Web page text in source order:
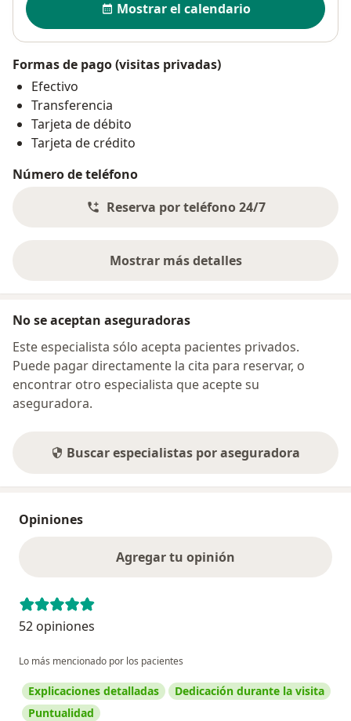
Mostrar el calendario
Formas de pago (visitas privadas)
Efectivo
Transferencia
Tarjeta de débito
Tarjeta de crédito
Número de teléfono
Reserva por teléfono 24/7
Mostrar más detalles
sobre la dirección
No se aceptan aseguradoras
Este especialista sólo acepta pacientes privados.
Puede pagar directamente la cita para reservar, o
encontrar otro especialista que acepte su
aseguradora.
Buscar especialistas por aseguradora
Opiniones
Agregar tu opinión
52 opiniones
Lo más mencionado por los pacientes
Explicaciones detalladas
Dedicación durante la visita
Puntualidad